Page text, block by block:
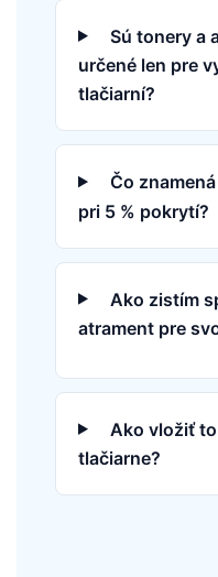
Sú tonery a
určené len pre
tlačiarní?
Čo
pri 5 % pokrytí?
Ako zistím
atrament pre
Ako vložiť
tlačiarne?